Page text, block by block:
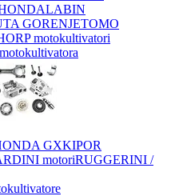
LABIN
GORENJETOMO
motokultivatori
GXKIPOR
motoriRUGGERINI /